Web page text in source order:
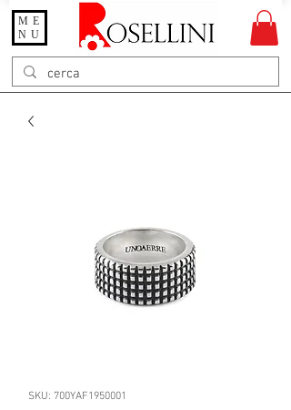
Gioielleria Rosellini
Rosellini online
ME
NU
SKU: 700YAF1950001